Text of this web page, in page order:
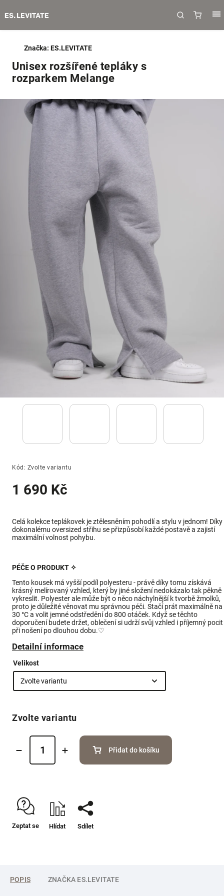
Unisex rozšířené tepláky s
rozparkem Melange
Kód: Zvolte variantu
1 690 Kč
Celá kolekce teplákovek je ztělesněním pohodlí a stylu v jednom! Díky
dokonalému oversized střihu se přizpůsobí každé postavě a zajistí
maximální volnost pohybu.
PÉČE O PRODUKT ✧
Tento kousek má vyšší podíl polyesteru - právě díky tomu získává
krásný melírovaný vzhled, který by jiné složení nedokázalo tak pěkně
vykreslit. Polyester ale může být o něco náchylnější k tvorbě žmolků,
proto je důležité věnovat mu správnou péči. Stačí prát maximálně na
30 °C a volit jemné odstředění do 800 otáček. Když se těchto
doporučení budete držet, oblečení si udrží svůj vzhled i příjemný pocit
při nošení po dlouhou dobu.♡
Detailní informace
Značka: ES.LEVITATE
Velikost
Zvolte variantu
Přidat do košíku
Zeptat se Hlídat Sdílet
POPIS ZNAČKA ES.LEVITATE